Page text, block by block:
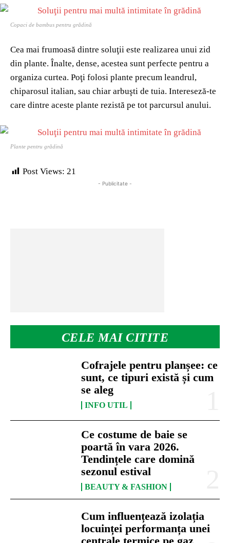
CELE MAI CITITE
Cofrajele pentru planșee: ce
sunt, ce tipuri există și cum
se aleg
INFO UTIL
Ce costume de baie se
poartă în vara 2026.
Tendințele care domină
sezonul estival
BEAUTY & FASHION
Cum influențează izolația
locuinței performanța unei
Copaci de bambus pentru grădină
Cea mai frumoasă dintre soluţii este realizarea unui zid
din plante. Înalte, dense, acestea sunt perfecte pentru a
organiza curtea. Poţi folosi plante precum leandrul,
chiparosul italian, sau chiar arbuşti de tuia. Intereseză-te
care dintre aceste plante rezistă pe tot parcursul anului.
Plante pentru grădină
Post Views: 21
- Publicitate -